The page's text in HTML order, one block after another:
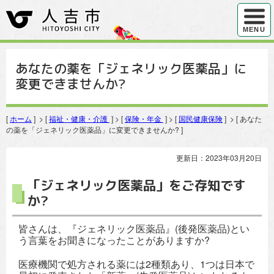
ハンバ
MENU
あなたの薬を「ジェネリック医薬品」に
変更できませんか?
[ ホーム ] > [福祉・健康・介護 ] > [保険・年金 ] > [ 国民健康保険] > [ あなた
の薬を「ジェネリック医薬品」に変更できませんか? ]
更新日：2023年03月20日
「ジェネリック医薬品」をご存知です
か?
皆さんは、『ジェネリック医薬品』(後発医薬品)とい
う言葉をお聞きになったことがありますか?
医療機関で処方される薬には2種類あり、1つは日本で